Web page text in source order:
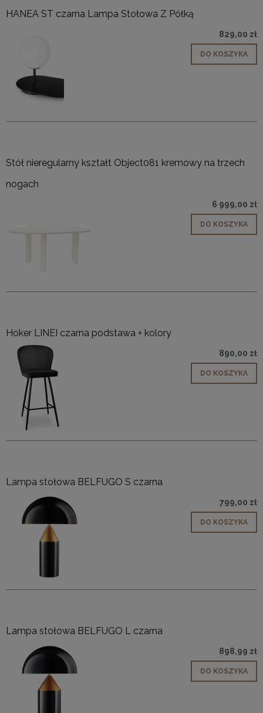
HANEA ST czarna Lampa Stołowa Z Półką
829,00 zł
DO KOSZYKA
Stół nieregularny kształt Object081 kremowy na trzech
nogach
6 999,00 zł
DO KOSZYKA
Hoker LINEI czarna podstawa + kolory
890,00 zł
DO KOSZYKA
Lampa stołowa BELFUGO S czarna
799,00 zł
DO KOSZYKA
Lampa stołowa BELFUGO L czarna
898,99 zł
DO KOSZYKA